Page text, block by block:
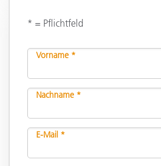
* = Pflichtfeld
Vorname *
Nachname *
E-Mail *